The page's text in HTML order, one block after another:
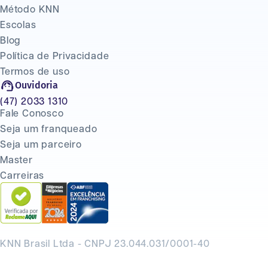
KNN Brasil Ltda - CNPJ 23.044.031/0001-40
Método KNN
Escolas
Blog
Política de Privacidade
Termos de uso
Ouvidoria
(47) 2033 1310
Fale Conosco
Seja um franqueado
Seja um parceiro
Master
Carreiras